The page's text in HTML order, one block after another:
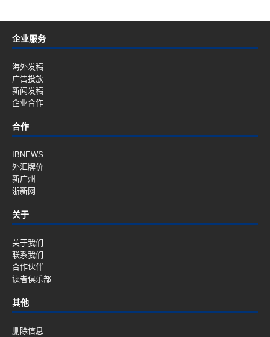
企业服务
海外发稿
广告投放
新闻发稿
企业合作
合作
IBNEWS
外汇牌价
新广州
浙新网
关于
关于我们
联系我们
合作伙伴
读者俱乐部
其他
删除信息